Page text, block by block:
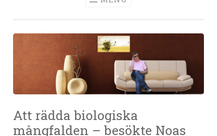
Att rädda biologiska
mångfalden – besökte Noas